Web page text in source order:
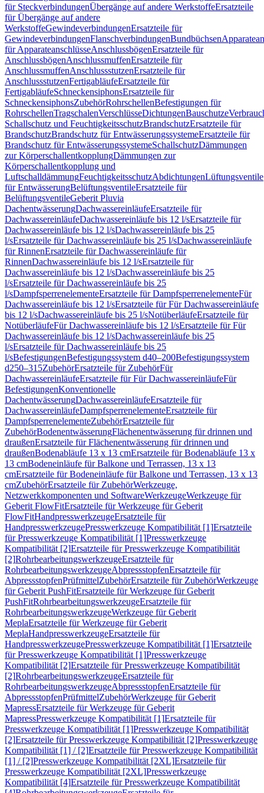
für SteckverbindungenÜbergänge auf andere WerkstoffeErsatzteile
für Übergänge auf andere
WerkstoffeGewindeverbindungenErsatzteile für
GewindeverbindungenFlanschverbindungenBundbüchsen
für ApparateanschlüsseAnschlussbögenErsatzteile für
AnschlussbögenAnschlussmuffenErsatzteile für
AnschlussmuffenAnschlussstutzenErsatzteile für
AnschlussstutzenFertigabläufeErsatzteile für
FertigabläufeSchneckensiphonsErsatzteile für
SchneckensiphonsZubehörRohrschellenBefestigungen für
RohrschellenTragschalenVerschlüsseDichtungenBauschutze
Schallschutz und FeuchtigkeitsschutzBrandschutzErsatzteile für
BrandschutzBrandschutz für EntwässerungssystemeErsatzteile für
Brandschutz für EntwässerungssystemeSchallschutzDämmungen
zur KörperschallentkopplungDämmungen zur
Körperschallentkopplung und
LuftschalldämmungFeuchtigkeitsschutzAbdichtungenLüftungsventile
für EntwässerungBelüftungsventileErsatzteile für
BelüftungsventileGeberit Pluvia
DachentwässerungDachwassereinläufeErsatzteile für
DachwassereinläufeDachwassereinläufe bis 12 l/sErsatzteile für
Dachwassereinläufe bis 12 l/sDachwassereinläufe bis 25
l/sErsatzteile für Dachwassereinläufe bis 25 l/sDachwassereinläufe
für RinnenErsatzteile für Dachwassereinläufe für
RinnenDachwassereinläufe bis 12 l/sErsatzteile für
Dachwassereinläufe bis 12 l/sDachwassereinläufe bis 25
l/sErsatzteile für Dachwassereinläufe bis 25
l/sDampfsperrenelementeErsatzteile für DampfsperrenelementeFür
Dachwassereinläufe bis 12 l/sErsatzteile für Für Dachwassereinläufe
bis 12 l/sDachwassereinläufe bis 25 l/sNotüberläufeErsatzteile für
NotüberläufeFür Dachwassereinläufe bis 12 l/sErsatzteile für Für
Dachwassereinläufe bis 12 l/sDachwassereinläufe bis 25
l/sErsatzteile für Dachwassereinläufe bis 25
l/sBefestigungenBefestigungssystem d40–200Befestigungssystem
d250–315ZubehörErsatzteile für ZubehörFür
DachwassereinläufeErsatzteile für Für DachwassereinläufeFür
BefestigungenKonventionelle
DachentwässerungDachwassereinläufeErsatzteile für
DachwassereinläufeDampfsperrenelementeErsatzteile für
DampfsperrenelementeZubehörErsatzteile für
ZubehörBodenentwässerungFlächenentwässerung für drinnen und
draußenErsatzteile für Flächenentwässerung für drinnen und
draußenBodenabläufe 13 x 13 cmErsatzteile für Bodenabläufe 13 x
13 cmBodeneinläufe für Balkone und Terrassen, 13 x 13
cmErsatzteile für Bodeneinläufe für Balkone und Terrassen, 13 x 13
cmZubehörErsatzteile für ZubehörWerkzeuge,
Netzwerkkomponenten und SoftwareWerkzeugeWerkzeuge für
Geberit FlowFitErsatzteile für Werkzeuge für Geberit
FlowFitHandpresswerkzeugeErsatzteile für
HandpresswerkzeugePresswerkzeuge Kompatibilität [1]Ersatzteile
für Presswerkzeuge Kompatibilität [1]Presswerkzeuge
Kompatibilität [2]Ersatzteile für Presswerkzeuge Kompatibilität
[2]RohrbearbeitungswerkzeugeErsatzteile für
RohrbearbeitungswerkzeugeAbpressstopfenErsatzteile für
AbpressstopfenPrüfmittelZubehörErsatzteile für ZubehörWerkzeuge
für Geberit PushFitErsatzteile für Werkzeuge für Geberit
PushFitRohrbearbeitungswerkzeugeErsatzteile für
RohrbearbeitungswerkzeugeWerkzeuge für Geberit
MeplaErsatzteile für Werkzeuge für Geberit
MeplaHandpresswerkzeugeErsatzteile für
HandpresswerkzeugePresswerkzeuge Kompatibilität [1]Ersatzteile
für Presswerkzeuge Kompatibilität [1]Presswerkzeuge
Kompatibilität [2]Ersatzteile für Presswerkzeuge Kompatibilität
[2]RohrbearbeitungswerkzeugeErsatzteile für
RohrbearbeitungswerkzeugeAbpressstopfenErsatzteile für
AbpressstopfenPrüfmittelZubehörWerkzeuge für Geberit
MapressErsatzteile für Werkzeuge für Geberit
MapressPresswerkzeuge Kompatibilität [1]Ersatzteile für
Presswerkzeuge Kompatibilität [1]Presswerkzeuge Kompatibilität
[2]Ersatzteile für Presswerkzeuge Kompatibilität [2]Presswerkzeuge
Kompatibilität [1] / [2]Ersatzteile für Presswerkzeuge Kompatibilität
[1] / [2]Presswerkzeuge Kompatibilität [2XL]Ersatzteile für
Presswerkzeuge Kompatibilität [2XL]Presswerkzeuge
Kompatibilität [4]Ersatzteile für Presswerkzeuge Kompatibilität